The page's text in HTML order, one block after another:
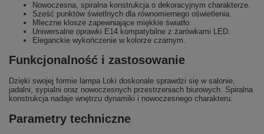
Nowoczesna, spiralna konstrukcja o dekoracyjnym charakterze.
Sześć punktów świetlnych dla równomiernego oświetlenia.
Mleczne klosze zapewniające miękkie światło.
Uniwersalne oprawki E14 kompatybilne z żarówkami LED.
Eleganckie wykończenie w kolorze czarnym.
Funkcjonalność i zastosowanie
Dzięki swojej formie lampa Loki doskonale sprawdzi się w salonie,
jadalni, sypialni oraz nowoczesnych przestrzeniach biurowych. Spiralna
konstrukcja nadaje wnętrzu dynamiki i nowoczesnego charakteru.
Parametry techniczne